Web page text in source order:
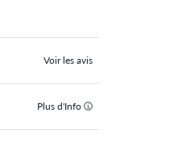
Voir les avis
Plus d'Info